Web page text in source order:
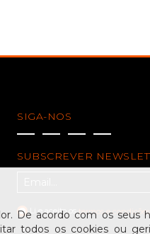
SIGA-NOS
SUBSCREVER
Li e aceito os termos e condições
De acordo com os seus
todos os cookies ou